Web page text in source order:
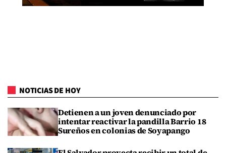
NOTICIAS DE HOY
Detienen a un joven denunciado por
intentar reactivar la pandilla Barrio 18
Sureños en colonias de Soyapango